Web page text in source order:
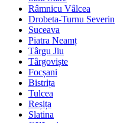
Râmnicu Vâlcea
Drobeta-Turnu Severin
Suceava
Piatra Neamț
Târgu Jiu
Târgoviște
Focșani
Bistrița
Tulcea
Reșița
Slatina